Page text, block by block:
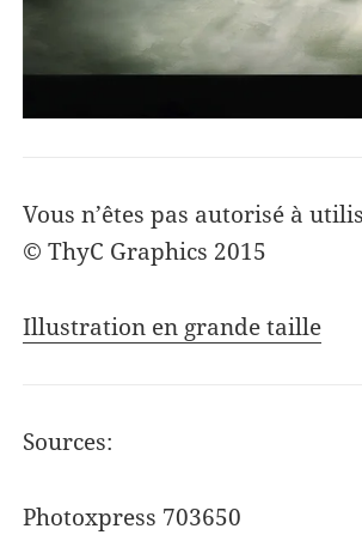
Vous n’êtes pas autorisé à
© ThyC Graphics 2015
Illustration en grande taille
Sources:
Photoxpress 703650